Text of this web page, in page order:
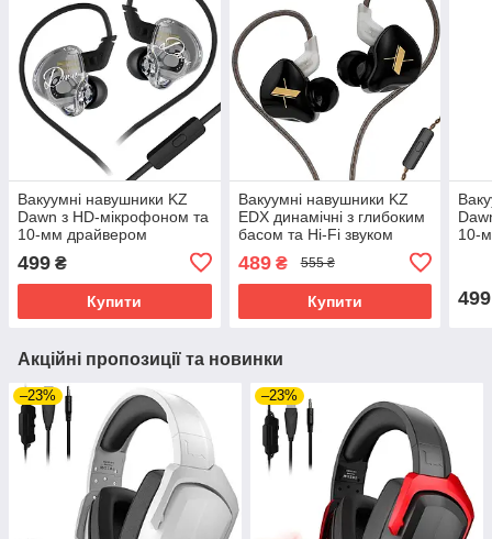
Вакуумні навушники KZ
Dawn з HD-мікрофоном та
10-мм драйвером
499 ₴
Купити
Вакуумні навушники KZ
EDX динамічні з глибоким
басом та Hi-Fi звуком
489₴ 555 ₴
Купити
10-
499
Акційні пропозиції та новинки
–23% –23%